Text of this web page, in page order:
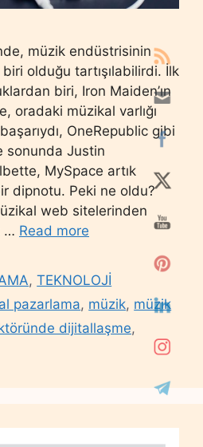
müzik endüstrisinin
olduğu tartışılabilirdi. İlk
biri, Iron Maiden’ın
oradaki müzikal varlığı
OneRepublic gibi
sonunda Justin
MySpace artık
dipnotu. Peki ne oldu?
web sitelerinden
… Read more
,TEKNOLOJİ
pazarlama, müzik, müzik
dijitallaşme,